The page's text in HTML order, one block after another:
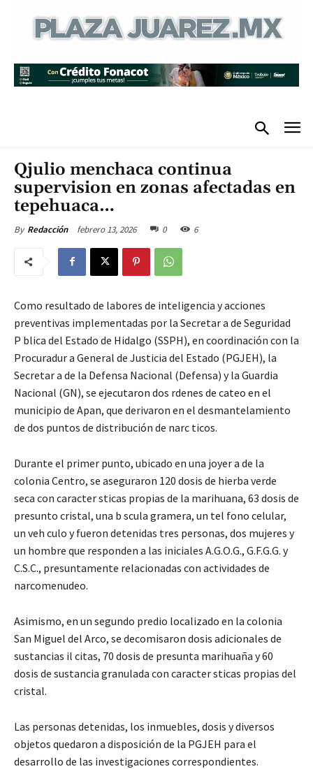
Qjulio menchaca continua
supervision en zonas afectadas en
tepehuaca…
By Redacción febrero 13, 2026 0 6
Como resultado de labores de inteligencia y acciones
preventivas implementadas por la Secretar a de Seguridad
P blica del Estado de Hidalgo (SSPH), en coordinación con la
Procuradur a General de Justicia del Estado (PGJEH), la
Secretar a de la Defensa Nacional (Defensa) y la Guardia
Nacional (GN), se ejecutaron dos rdenes de cateo en el
municipio de Apan, que derivaron en el desmantelamiento
de dos puntos de distribución de narc ticos.
Durante el primer punto, ubicado en una joyer a de la
colonia Centro, se aseguraron 120 dosis de hierba verde
seca con caracter sticas propias de la marihuana, 63 dosis de
presunto cristal, una b scula gramera, un tel fono celular,
un veh culo y fueron detenidas tres personas, dos mujeres y
un hombre que responden a las iniciales A.G.O.G., G.F.G.G. y
C.S.C., presuntamente relacionadas con actividades de
narcomenudeo.
Asimismo, en un segundo predio localizado en la colonia
San Miguel del Arco, se decomisaron dosis adicionales de
sustancias il citas, 70 dosis de presunta marihuaña y 60
dosis de sustancia granulada con caracter sticas propias del
cristal.
Las personas detenidas, los inmuebles, dosis y diversos
objetos quedaron a disposición de la PGJEH para el
desarrollo de las investigaciones correspondientes.